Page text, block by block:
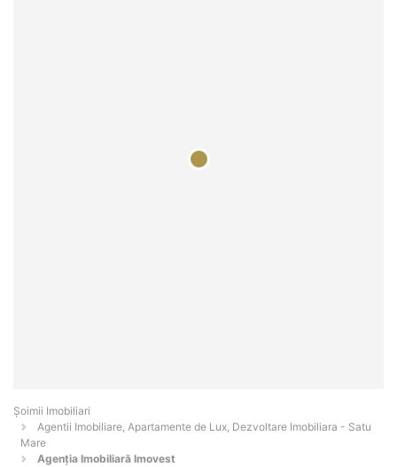
Șoimii Imobiliari
Agentii Imobiliare, Apartamente de Lux, Dezvoltare Imobiliara - Satu
Mare
Agenţia Imobiliară Imovest